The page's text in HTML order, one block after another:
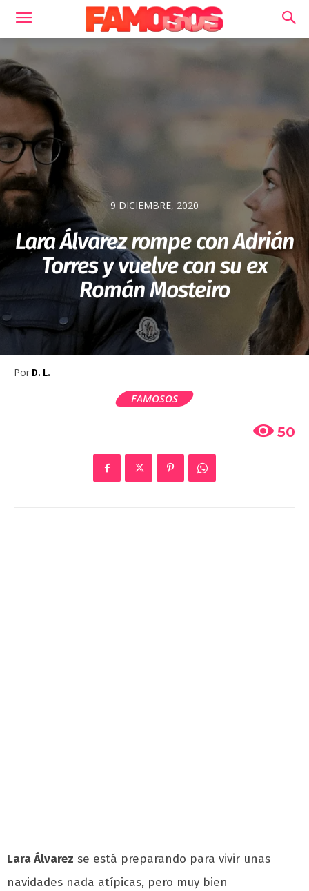
9 DICIEMBRE, 2020
Lara Álvarez rompe con Adrián
Torres y vuelve con su ex
Román Mosteiro
Por D. L.
FAMOSOS
50
Lara Álvarez se está preparando para vivir unas
navidades nada atípicas, pero muy bien